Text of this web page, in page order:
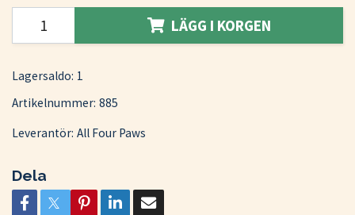
LÄGG I KORGEN
Lagersaldo: 1
Artikelnummer: 885
Leverantör: All Four Paws
Dela